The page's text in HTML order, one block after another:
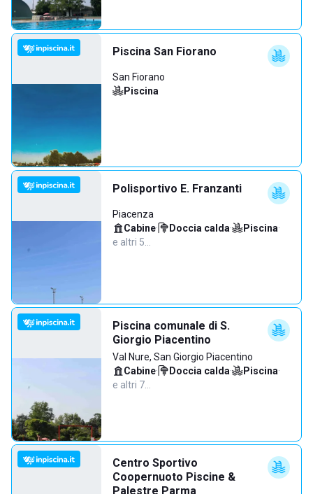
Piscina San Fiorano
San Fiorano
Piscina
Polisportivo E. Franzanti
Piacenza
Cabine· Doccia calda· Piscina·
e altri 5…
Piscina comunale di S.
Giorgio Piacentino
Val Nure, San Giorgio Piacentino
Cabine· Doccia calda· Piscina·
e altri 7…
Centro Sportivo
Coopernuoto Piscine &
Palestre Parma